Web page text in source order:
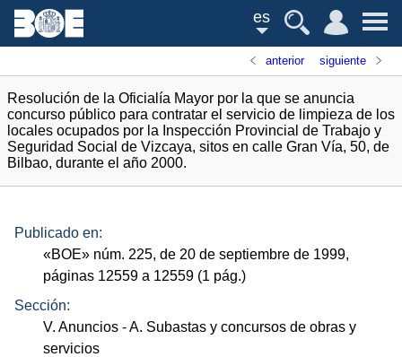
es
anterior siguiente
Resolución de la Oficialía Mayor por la que se anuncia
concurso público para contratar el servicio de limpieza de los
locales ocupados por la Inspección Provincial de Trabajo y
Seguridad Social de Vizcaya, sitos en calle Gran Vía, 50, de
Bilbao, durante el año 2000.
Publicado en:
«BOE» núm. 225, de 20 de septiembre de 1999,
páginas 12559 a 12559 (1 pág.)
Sección:
V. Anuncios - A. Subastas y concursos de obras y
servicios